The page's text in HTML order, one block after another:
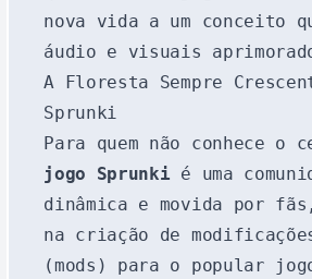
nova vida a um conceito
áudio e visuais
A Floresta Sempre
Sprunki
Para quem não conhece o
jogo Sprunki é uma
dinâmica e movida por
na criação de
(mods) para o popular